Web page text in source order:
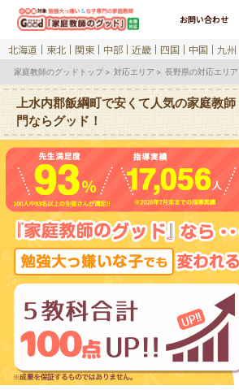
お問い合わせ
北海道 東北 関東 中部 近畿 四国 中国 九州
家庭教師のグッドトップ 対応エリア 長野県の対応エリア
上水内郡飯綱町で安くて人気の家庭教
門ならグッド！